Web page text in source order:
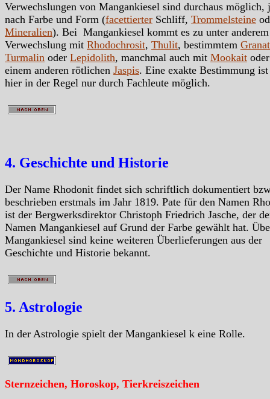
Verwechslungen von Mangankiesel sind durchaus möglich,
nach Farbe und Form (facettierter Schliff, Trommelsteine
Mineralien). Bei Mangankiesel kommt es zu unter
Verwechslung mit Rhodochrosit, Thulit, bestimmtem Granat
Turmalin oder Lepidolith, manchmal auch mit Mookait oder
einem anderen rötlichen Jaspis. Eine exakte Bestimmung ist
hier in der Regel nur durch Fachleute möglich.
4. Geschichte und Historie
Der Name Rhodonit findet sich schriftlich dokumentiert
beschrieben erstmals im Jahr 1819. Pate für den Namen
ist der Bergwerksdirektor Christoph Friedrich Jasche, der
Namen Mangankiesel auf Grund der Farbe gewählt hat.
Mangankiesel sind keine weiteren Überlieferungen aus der
Geschichte und Historie bekannt.
5. Astrologie
In der Astrologie spielt der Mangankiesel k eine Rolle.
Sternzeichen, Horoskop, Tierkreiszeichen